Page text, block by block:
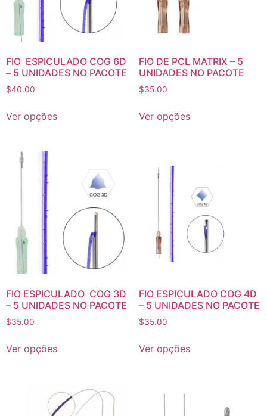
FIO ESPICULADO COG 6D
– 5 UNIDADES NO PACOTE
$40.00
Ver opções
FIO DE PCL MATRIX – 5
UNIDADES NO PACOTE
$35.00
Ver opções
FIO ESPICULADO COG 3D
– 5 UNIDADES NO PACOTE
$35.00
Ver opções
FIO ESPICULADO COG 4D
– 5 UNIDADES NO PACOTE
$35.00
Ver opções